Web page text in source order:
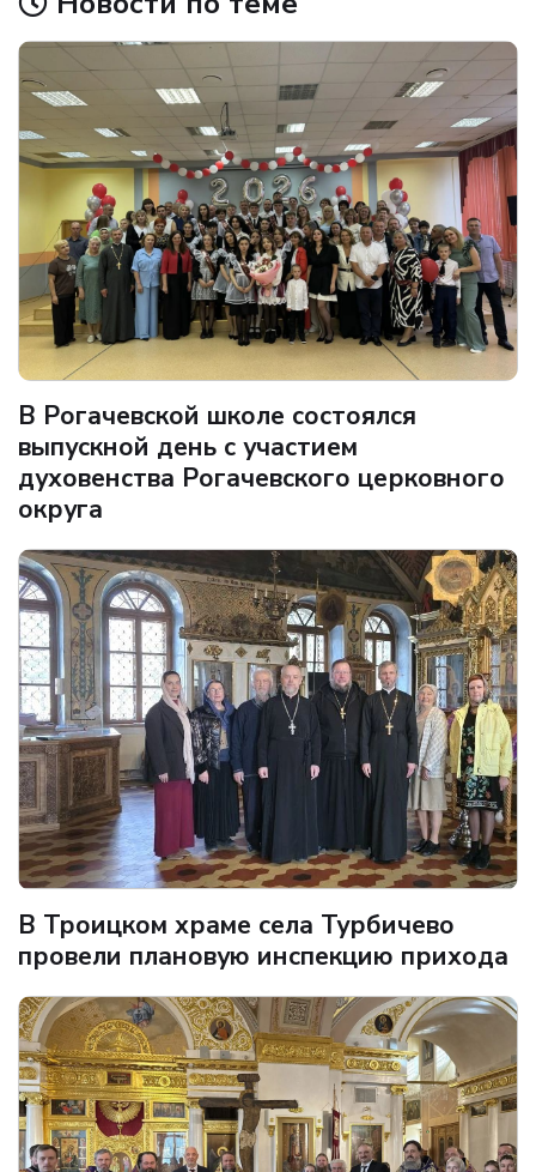
В Рогачевской школе состоялся
выпускной день с участием
духовенства Рогачевского церковного
округа
В Троицком храме села Турбичево
провели плановую инспекцию прихода